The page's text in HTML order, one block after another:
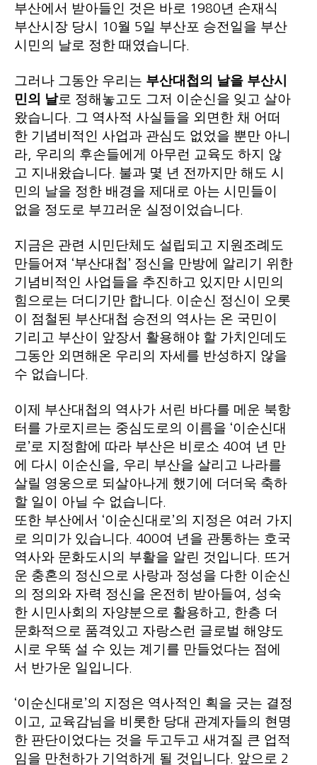
부산에서 받아들인 것은 바로 1980년 손재식
부산시장 당시
10월 5일 부산포 승전일을 부산
시민의 날로 정한 때였습니다
그러나 그동안 우리는 부산대첩의 날을 부산시
민의 날로 정해놓고도 그저 이순신을 잊고 살아
왔습니다
그 역사적 사실들을 외면한 채 어떠
한 기념비적인 사업과 관심도 없었을 뿐만 아니
라 우리의 후손들에게 아무런 교육도 하지 않
고 지내왔습니다 불과 몇 년 전까지만 해도 시
민의 날을 정한 배경을 제대로 아는 시민들이
없을 정도로 부끄러운 실정이었습니다
지금은 관련 시민단체도 설립되고 지원조례도
만들어져 ‘부산대첩 ’ 정신을 만방에 알리기 위한
기념비적인 사업들을 추진하고 있지만 시민의
힘으로는 더디기만 합니다 이순신 정신이 오롯
이 점철된 부산대첩 승전의 역사는 온 국민이
기리고 부산이 앞장서 활용해야 할 가치인데도
그동안 외면해온 우리의 자세를 반성하지 않을
수 없습니다
이제 부산대첩의 역사가 서린 바다를 메운 북항
터를 가로지르는 중심도로의 이름을 ‘이순신대
로 ’ 로 지정함에 따라 부산은 비로소 40여 년 만
에 다시 이순신을
우리 부산을 살리고 나라를
살릴 영웅으로 되살아나게 했기에 더더욱 축하
할 일이 아닐 수 없습니다
또한 부산에서 ‘이순신대로 ’의 지정은 여러 가지
로 의미가 있습니다 . 400여 년을 관통하는 호국
역사와 문화도시의 부활을 알린 것입니다 뜨거
운 충혼의 정신으로 사랑과 정성을 다한 이순신
의 정의와 자력 정신을 온전히 받아들여
성숙
한 시민사회의 자양분으로 활용하고
한층 더
문화적으로 품격있고 자랑스런 글로벌 해양도
시로 우뚝 설 수 있는 계기를 만들었다는 점에
서 반가운 일입니다
‘이순신대로 ’의 지정은 역사적인 획을 긋는 결정
이고
교육감님을 비롯한 당대 관계자들의 현명
한 판단이었다는 것을 두고두고 새겨질 큰 업적
임을 만천하가 기억하게 될 것입니다 앞으로 2